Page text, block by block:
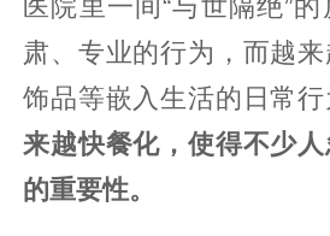
医院里一间“与世隔绝”
肃、专业的行为，而越
饰品等嵌入生活的日常行
来越快餐化，使得不少
的重要性。